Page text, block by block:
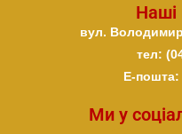
Наші
Ми у
вул.
тел:
E-